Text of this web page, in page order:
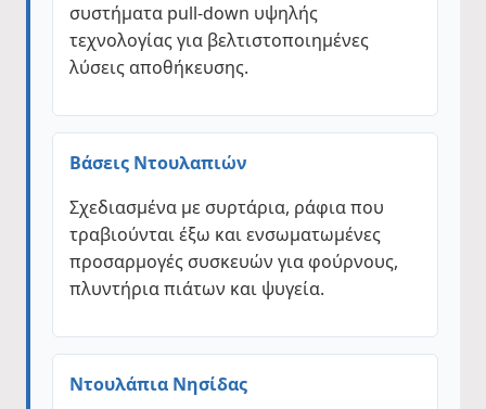
συστήματα pull-down υψηλής
τεχνολογίας για βελτιστοποιημένες
λύσεις αποθήκευσης.
Βάσεις Ντουλαπιών
Σχεδιασμένα με συρτάρια, ράφια που
τραβιούνται έξω και ενσωματωμένες
προσαρμογές συσκευών για φούρνους,
πλυντήρια πιάτων και ψυγεία.
Ντουλάπια Νησίδας